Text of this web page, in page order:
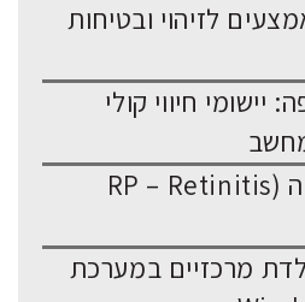
לזיהוי ובטיחות
חיווי קולי
רטיניטיס פיגמנטוזה (RP – Retinitis
מרכזיים במערכת